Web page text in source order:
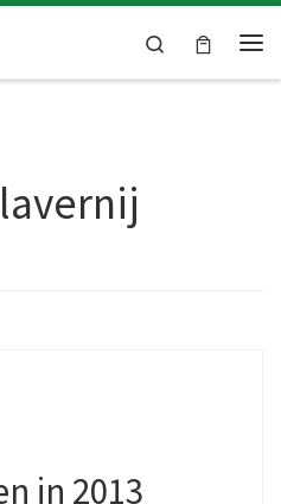
Search
in 2013